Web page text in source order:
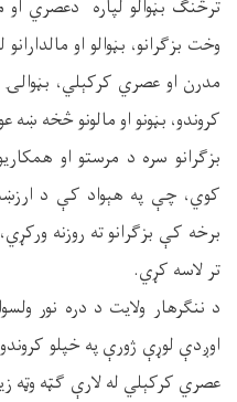
ترڅنګ بڼوالو لپاره دعصري
وخت بزګرانو، بڼوالو او
مدرن او عصري کرکېلي،
کروندو، بڼونو او مالونو څخه ښه
بزګرانو سره د مرستو او
کوي، چې په هېواد کې د
برخه کې بزګرانو ته روزنه
تر لاسه کړي.
د ننګرهار ولایت د دره نور
اوږدې لوړې ژورې په خپلو
عصري کرکېلي له لارې ګټه وټه